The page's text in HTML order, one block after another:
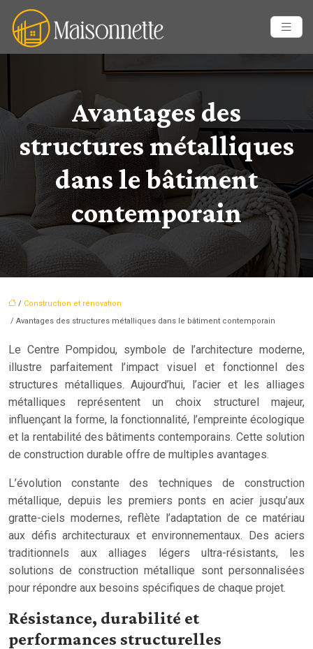
Avantages des
structures métalliques
dans le bâtiment
contemporain
/ Construction et rénovation
/ Avantages des structures métalliques dans le bâtiment contemporain
Le Centre Pompidou, symbole de l’architecture moderne,
illustre parfaitement l’impact visuel et fonctionnel des
structures métalliques. Aujourd’hui, l’acier et les alliages
métalliques représentent un choix structurel majeur,
influençant la forme, la fonctionnalité, l’empreinte écologique
et la rentabilité des bâtiments contemporains. Cette solution
de construction durable offre de multiples avantages.
L’évolution constante des techniques de construction
métallique, depuis les premiers ponts en acier jusqu’aux
gratte-ciels modernes, reflète l’adaptation de ce matériau
aux défis architecturaux et environnementaux. Des aciers
traditionnels aux alliages légers ultra-résistants, les
solutions de construction métallique sont personnalisées
pour répondre aux besoins spécifiques de chaque projet.
Résistance, durabilité et
performances structurelles